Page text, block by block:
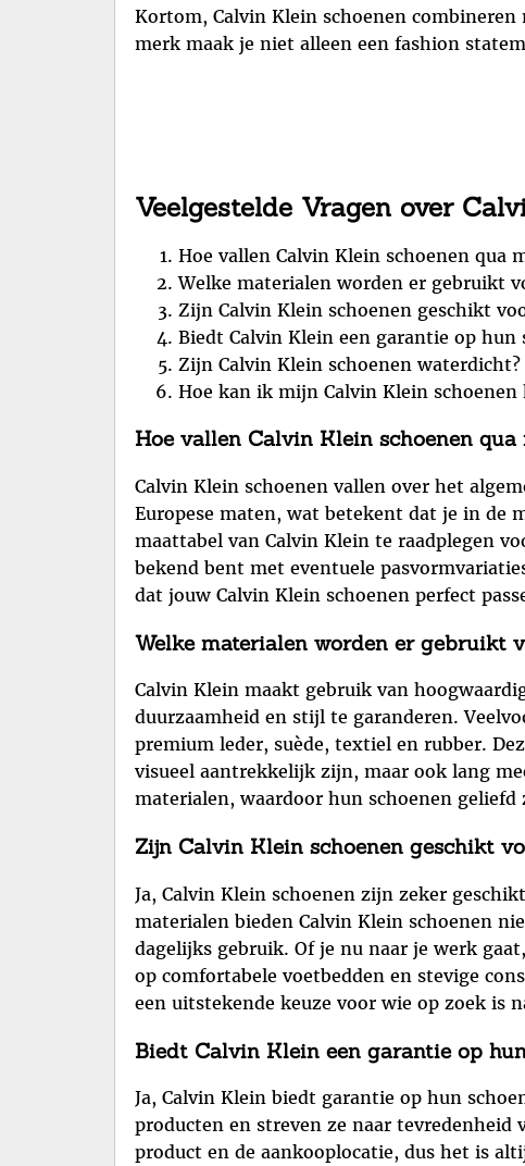
Kortom, Calvin Klein schoenen
merk maak je niet alleen een fashion
Veelgestelde Vragen over
Hoe vallen Calvin Klein schoenen qua
Welke materialen worden er gebruikt
Zijn Calvin Klein schoenen geschikt
Biedt Calvin Klein een garantie op hun
Zijn Calvin Klein schoenen waterdicht?
Hoe kan ik mijn Calvin Klein schoenen
Hoe vallen Calvin Klein schoenen qua
Calvin Klein schoenen vallen over het
Europese maten, wat betekent dat je in de
maattabel van Calvin Klein te raadplegen
bekend bent met eventuele
dat jouw Calvin Klein schoenen perfect
Welke materialen worden er gebruikt
Calvin Klein maakt gebruik van
duurzaamheid en stijl te garanderen.
premium leder, suède, textiel en rubber.
visueel aantrekkelijk zijn, maar ook lang
materialen, waardoor hun schoenen
Zijn Calvin Klein schoenen geschikt
Ja, Calvin Klein schoenen zijn zeker
materialen bieden Calvin Klein schoenen
dagelijks gebruik. Of je nu naar je werk
op comfortabele voetbedden en stevige
een uitstekende keuze voor wie op zoek is
Biedt Calvin Klein een garantie op
Ja, Calvin Klein biedt garantie op hun
producten en streven ze naar
product en de aankooplocatie, dus het is